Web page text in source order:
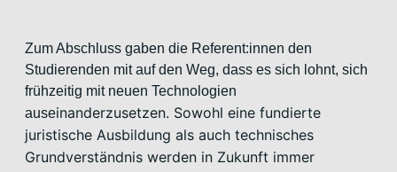
Zum Abschluss gaben die Referent:innen den
Studierenden mit auf den Weg, dass es sich lohnt, sich
frühzeitig mit neuen Technologien
auseinanderzusetzen. Sowohl eine fundierte
juristische Ausbildung als auch technisches
Grundverständnis werden in Zukunft immer